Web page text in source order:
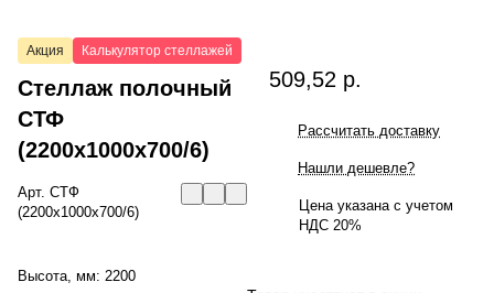
Акция Калькулятор стеллажей
Стеллаж полочный
СТФ
(2200x1000x700/6)
Арт. СТФ
(2200x1000x700/6)
Высота, мм: 2200
509,52 р.
Рассчитать доставку
Нашли дешевле?
Цена указана с учетом
НДС 20%